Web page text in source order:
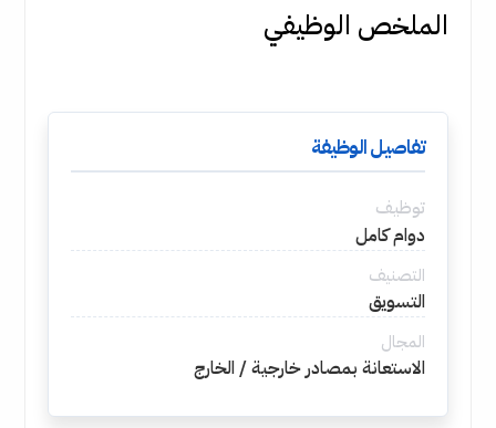
الملخص الوظيفي
تفاصيل الوظيفة
توظيف
دوام كامل
التصنيف
التسويق
المجال
الاستعانة بمصادر خارجية / الخارج